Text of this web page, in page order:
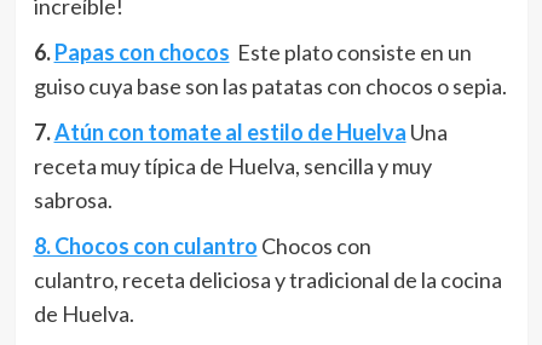
increíble!
6.Papas con chocos Este plato consiste en un
guiso cuya base son las patatas con chocos o sepia.
7.Atún con tomate al estilo de Huelva Una
receta muy típica de Huelva, sencilla y muy
sabrosa.
8. Chocos con culantro Chocos con
culantro, receta deliciosa y tradicional de la cocina
de Huelva.